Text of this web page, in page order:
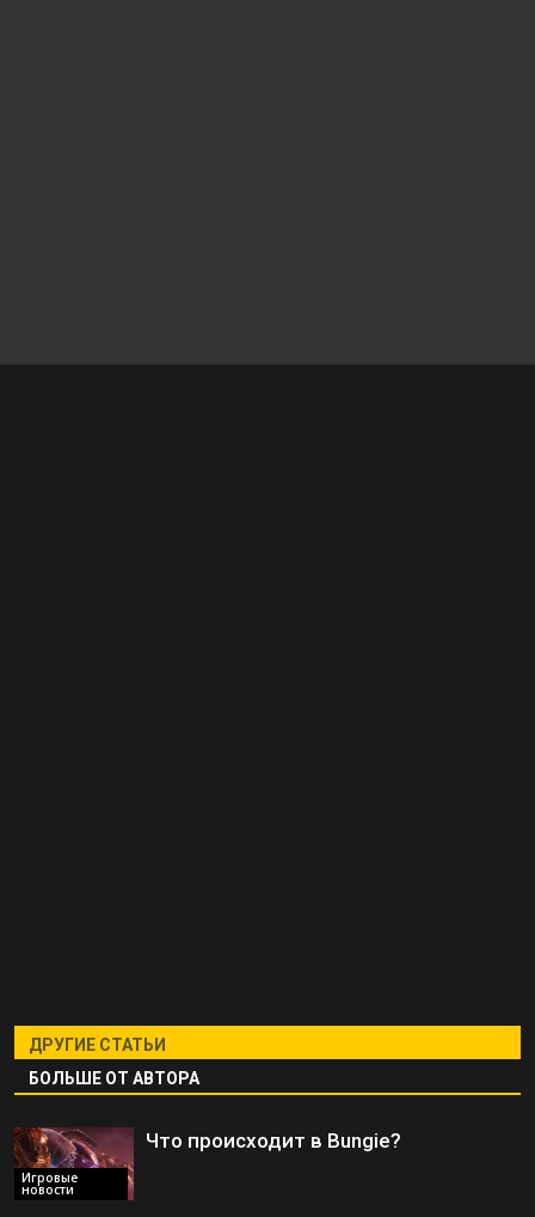
ДРУГИЕ СТАТЬИ
БОЛЬШЕ ОТ АВТОРА
Игровые
новости
Что происходит в Bungie?